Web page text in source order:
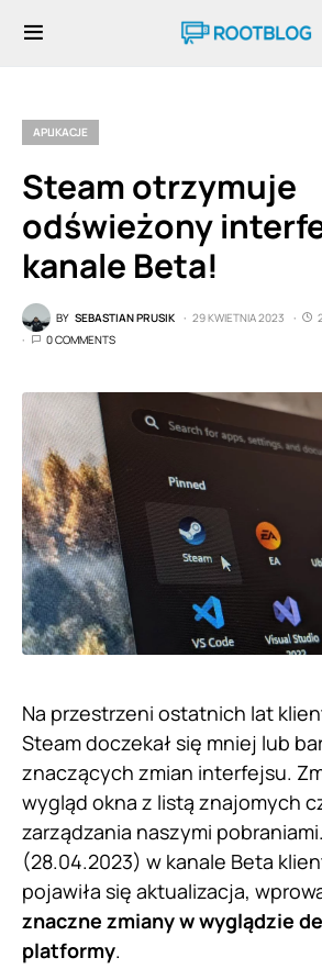
APLIKACJE
Steam otrzymuje
odświeżony
kanale Beta!
BY SEBASTIAN PRUSIK 29 KWIETNIA 2023
0 COMMENTS
Na przestrzeni ostatnich lat
Steam doczekał się mniej lub
znaczących zmian interfejsu.
wygląd okna z listą znajomych
zarządzania naszymi
(28.04.2023) w kanale Beta
pojawiła się aktualizacja,
znaczne zmiany w wyglądzie
platformy.